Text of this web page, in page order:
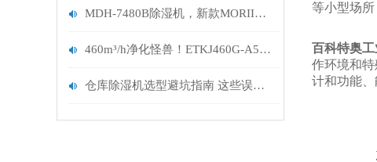
MDH-7480B除湿机，新款MORII森井除湿机参数
460m³/h净化怪兽！ETKJ460G-A5B如何用三重黑科技改写家庭空气标准？
仓库除湿机选型避坑指南 这些误区，采购时一定要避开
等小型场所
百科特奥
作环境和特
计和功能